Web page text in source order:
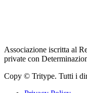
Associazione iscritta al
private con
Copy © Tritype. Tutti i